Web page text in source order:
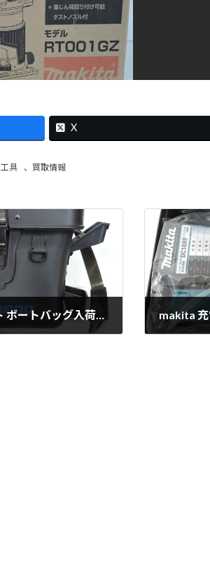
X
工具 、 買取情報
SIMANO ロッドレスト ボートバッグ入荷！！